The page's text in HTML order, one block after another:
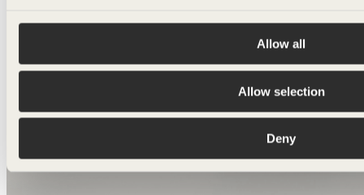
Allow all
Allow selection
Deny